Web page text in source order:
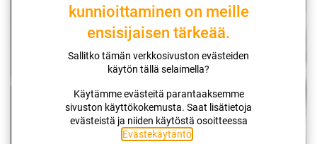
kunnioittaminen on meille
ensisijaisen tärkeää.
Sallitko tämän verkkosivuston evästeiden
käytön tällä selaimella?
Käytämme evästeitä parantaaksemme
sivuston käyttökokemusta. Saat lisätietoja
evästeistä ja niiden käytöstä osoitteessa
Evästekäytäntö